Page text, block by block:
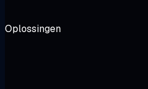
Oplossingen